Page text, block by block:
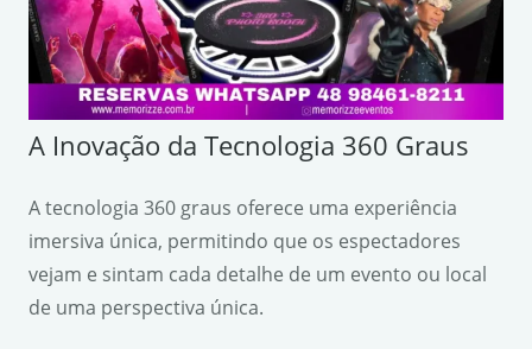
A Inovação da Tecnologia 360 Graus
A tecnologia 360 graus oferece uma experiência
imersiva única, permitindo que os espectadores
vejam e sintam cada detalhe de um evento ou local
de uma perspectiva única.